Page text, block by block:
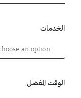
الخدمات
الوقت المفضل